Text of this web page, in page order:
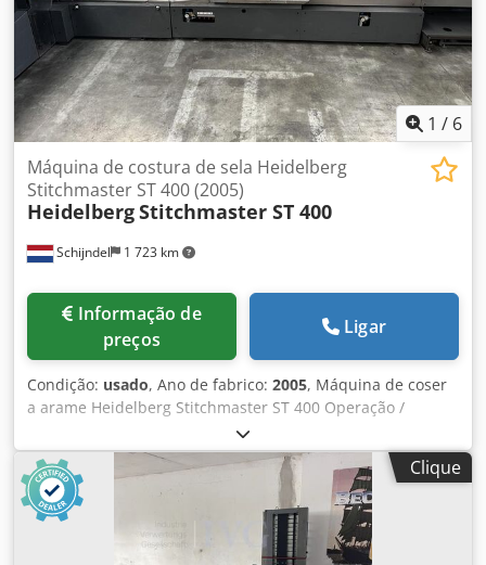
1 / 6
Schijndel 1 723 km
Máquina de costura de sela Heidelberg
Stitchmaster ST 400 (2005)
HeidelbergStitchmaster ST 400
preços
Ligar
Condição: usado, Ano de fabrico: 2005, Máquina de coser
a arame Heidelberg Stitchmaster ST 400 Operação /
Controlo - Monitor a cores Alimentador - Número de
estações de corrente: 9 - Alimentador de dobra horizontal:
2 x TAL 400 - Alimentador vertical de folhas dobradas: 6 x
TAS 400 - Alimentador de folhas de dobragem: UFA 400 -
Sem bomba(s) Unidade de costura Dodsh E Ewdspfx Aggjkr
Heidelberg Stitchmaster ST 400 - Controlo da espessura -
Clique